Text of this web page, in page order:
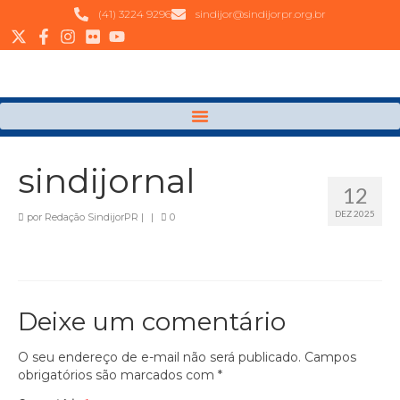
(41) 3224 9296 sindijor@sindijorpr.org.br
12
DEZ 2025
sindijornal
por Redação SindijorPR | | 0
Deixe um comentário
O seu endereço de e-mail não será publicado. Campos
obrigatórios são marcados com *